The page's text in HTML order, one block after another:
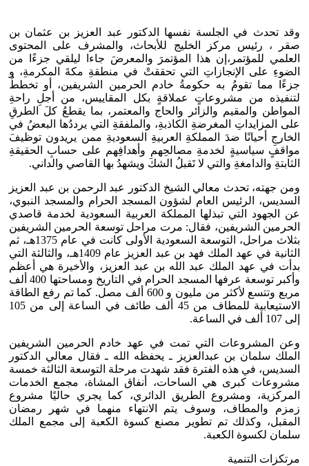
وقد تحدث في الجلسة نفسها الدكتور عبد العزيز بن عثمان بن
صقر ، رئيس مركز الخليج للأبحاث، والمشرف على المحتوى
العلمي للمؤتمر،إن هذا المؤتمرَ والمعرضَ جاءا ليلقي جزءًا من
الضوءِ على الإنجازاتِ التي تحققتْ في منطقةِ مكةَ المكرمةِ، و
جزءًا مما تقومُ به حكومةُ خادم الحرمين الشريفين، أو تخططُ
لتنفيذه من مشروعاتٍ عملاقةٍ بكل المقاييس، من أجلِ راحةِ
المواطن والمقيم والزائر والحاج والمعتمر، بما يقطعُ كلَ الطرقِ
على المزايداتِ المغرضةِ الكاذبةِ، والملفقةِ التي يرددُها البعضُ في
الخارجِ أحيانًا ضدَ المملكةِ العربيةِ السعوديةِ ممن يريدون توظيفَ
مواقفٍ سياسيةٍ لخدمةِ مصالحِهم وأهدافِهم على حسابِ الحقيقةِ
الثابتةِ والدامغةِ والتي لا تَقبلُ الشكَ ويشهدُ بها القاصي والداني.
ومن جهته، تحدث معالي الشيخ الدكتور عبد الرحمن بن عبد العزيز
السديس، الرئيس العام لشؤون المسجد الحرام والمسجد النبوي،
عن الجهود التي تبذلها المملكة العربية السعودية لخدمة قاصدي
الحرمين الشريفين، فقال: مرت مراحل توسعة الحرمين الشريفين
بثلاث مراحل، التوسعة السعودية الأولى كانت في عام 1375هـ، ثم
الثانية في عهد الملك فهد بن عبد العزيز عام 1409هـ، والثالثة التي
بدأت في عهد الملك عبد الله بن عبد العزيز، والأخيرة هي أعظم
وأكبر توسعة عرفها المسجد الحرام في التاريخ ومساحتها 400 ألف
مربع وتتسع لأكثر من مليون و 600 ألف مصل. كما تم رفع الطاقة
الاستيعابية للمطاف من 45 ألف طائف في الساعة إلى من 105
إلى 107 ألف في الساعة.
وعن المشروعات التي تمت في عهد خادم الحرمين الشريفين
الملك سلمان بن عبدالعزيز ـ يحفظه الله ـ فقال معالي الدكتور
السديس، في هذه الفترة فقد شهدت مرحلة التوسعة الثالثة خمسة
مشروعات كبرى هي الساحات، أنفاق المشاة، مجمع الخدمات
المركزية، ومشروع الطريق الدائري، كما يجري حاليًا مشروع
زمزم والمطاف، وسوف يتم الانتهاء منهما في شهر رمضان
المقبل، وكذلك تم تطوير مصنع كسوة الكعبة إلى مجمع الملك
سلمان لكسوة الكعبة.
مرتكزات التنمية